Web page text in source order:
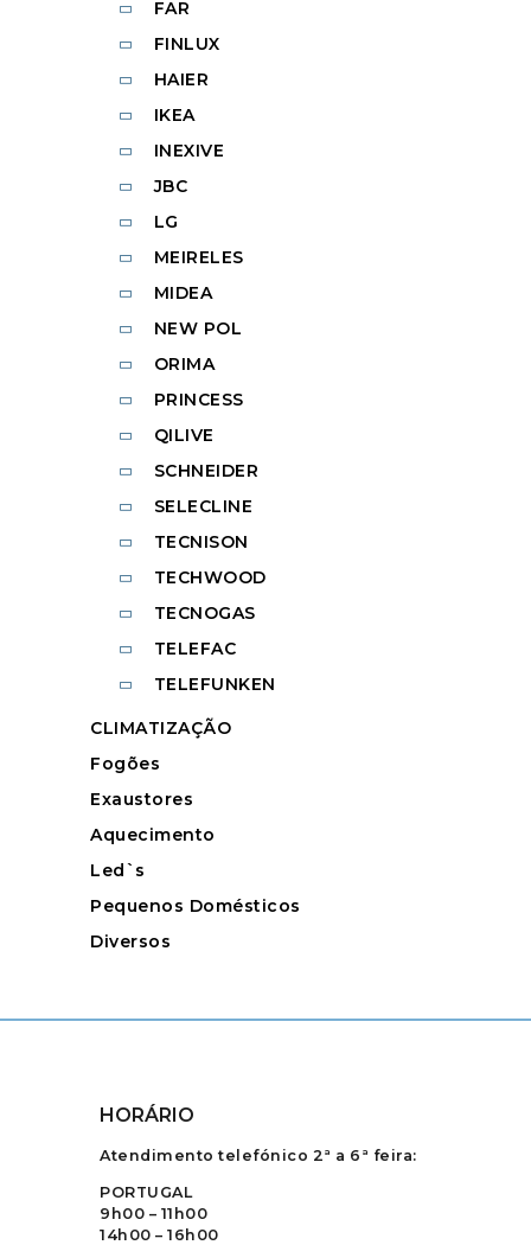
FAR
FINLUX
HAIER
IKEA
INEXIVE
JBC
LG
MEIRELES
MIDEA
NEW POL
ORIMA
PRINCESS
QILIVE
SCHNEIDER
SELECLINE
TECNISON
TECHWOOD
TECNOGAS
TELEFAC
TELEFUNKEN
CLIMATIZAÇÃO
Fogões
Exaustores
Aquecimento
Led`s
Pequenos Domésticos
Diversos
HORÁRIO
Atendimento telefónico 2ª a 6ª feira:
PORTUGAL
9h00 – 11h00
14h00 – 16h00